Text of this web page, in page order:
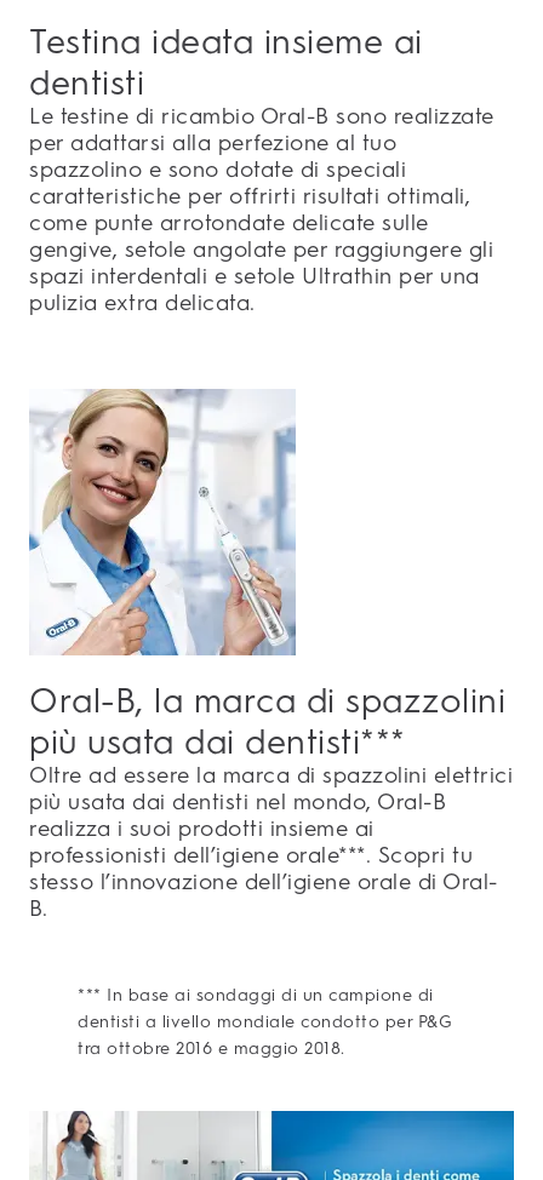
Testina ideata insieme ai
dentisti
Le testine di ricambio Oral-B sono realizzate
per adattarsi alla perfezione al tuo
spazzolino e sono dotate di speciali
caratteristiche per offrirti risultati ottimali,
come punte arrotondate delicate sulle
gengive, setole angolate per raggiungere gli
spazi interdentali e setole Ultrathin per una
pulizia extra delicata.
Oral-B, la marca di spazzolini
più usata dai dentisti***
Oltre ad essere la marca di spazzolini elettrici
più usata dai dentisti nel mondo, Oral-B
realizza i suoi prodotti insieme ai
professionisti dell’igiene orale***. Scopri tu
stesso l’innovazione dell’igiene orale di Oral-
B.
*** In base ai sondaggi di un campione di
dentisti a livello mondiale condotto per P&G
tra ottobre 2016 e maggio 2018.